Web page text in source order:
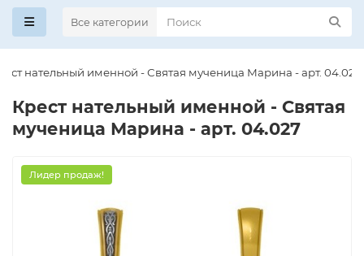
Все категории
нательный именной - Святая мученица Марина - арт. 04.027
Крест нательный именной - Святая
мученица Марина - арт. 04.027
Лидер продаж!